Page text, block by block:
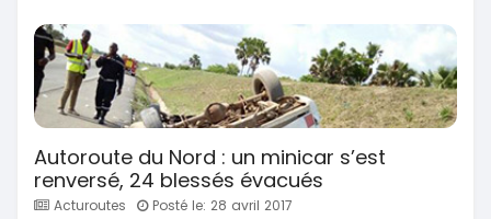
Autoroute du Nord : un minicar s’est
renversé, 24 blessés évacués
Acturoutes Posté le: 28 avril 2017